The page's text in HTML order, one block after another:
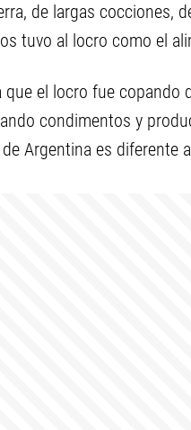
de largas cocciones,
tuvo al locro como el
que el locro fue
condimentos y
Argentina es diferente